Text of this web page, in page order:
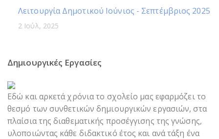
Λειτουργία Δημοτικού Ιούνιος - Σεπτέμβριος 2025
2 Ιούλ, 2025
Δημιουργικές Εργασίες
Εδώ και αρκετά χρόνια το σχολείο μας εφαρμόζει το
θεσμό των συνθετικών δημιουργικών εργασιών, στα
πλαίσια της διαθεματικής προσέγγισης της γνώσης,
υλοποιώντας κάθε διδακτικό έτος και ανά τάξη ένα